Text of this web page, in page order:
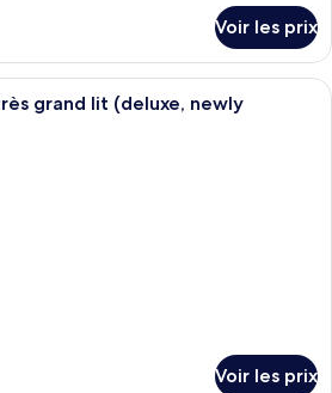
Voir les prix
Une chambre d’hôtel avec un lit, un
grand lit (deluxe, newly
Voir les prix